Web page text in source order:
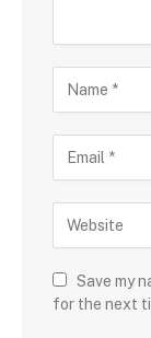
Save my
for the next